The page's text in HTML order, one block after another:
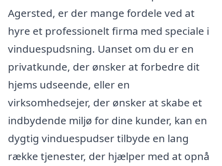
Agersted, er der mange fordele ved at
hyre et professionelt firma med speciale i
vinduespudsning. Uanset om du er en
privatkunde, der ønsker at forbedre dit
hjems udseende, eller en
virksomhedsejer, der ønsker at skabe et
indbydende miljø for dine kunder, kan en
dygtig vinduespudser tilbyde en lang
række tjenester, der hjælper med at opnå